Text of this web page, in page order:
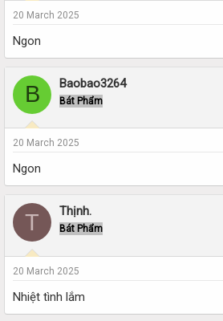
20 March 2025
Ngon
B Baobao3264
Bát Phẩm
20 March 2025
Ngon
T Thịnh.
Bát Phẩm
20 March 2025
Nhiệt tình lắm